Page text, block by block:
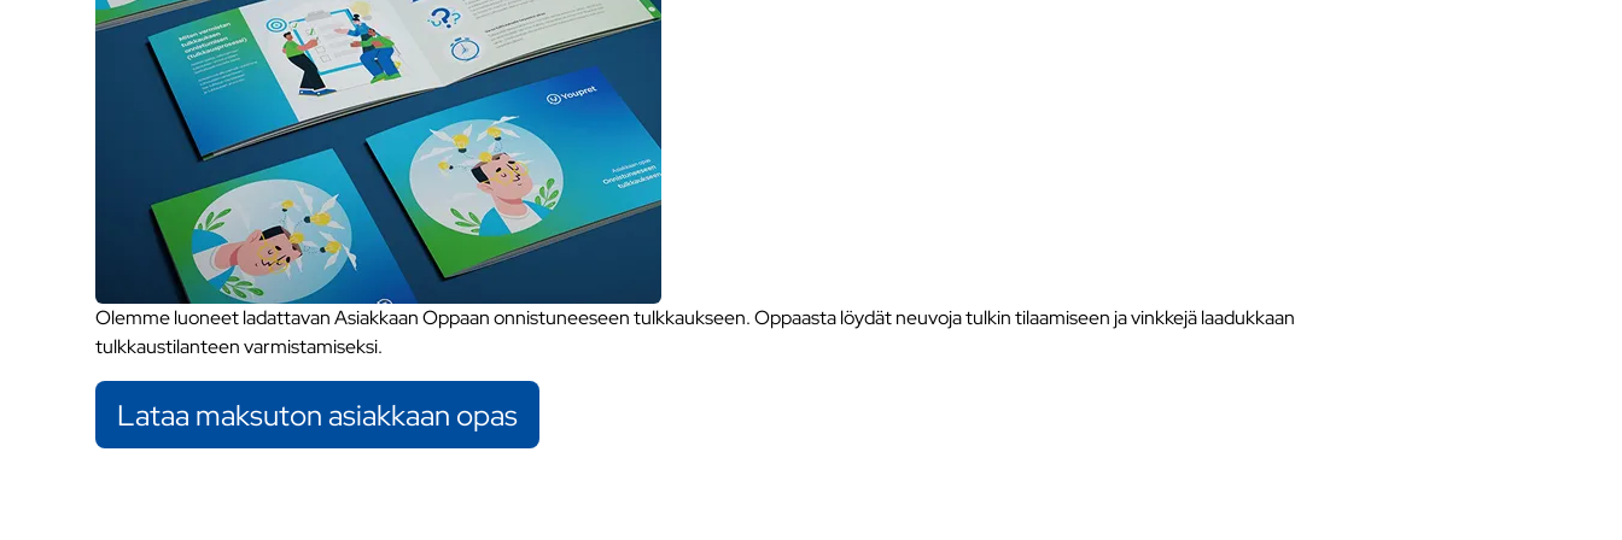
Olemme luoneet ladattavan Asiakkaan Oppaan onnistuneeseen tulkkaukseen. Oppaasta löydät neuvoja tulkin tilaamiseen ja vinkkejä laadukkaan
tulkkaustilanteen varmistamiseksi.
Lataa maksuton asiakkaan opas